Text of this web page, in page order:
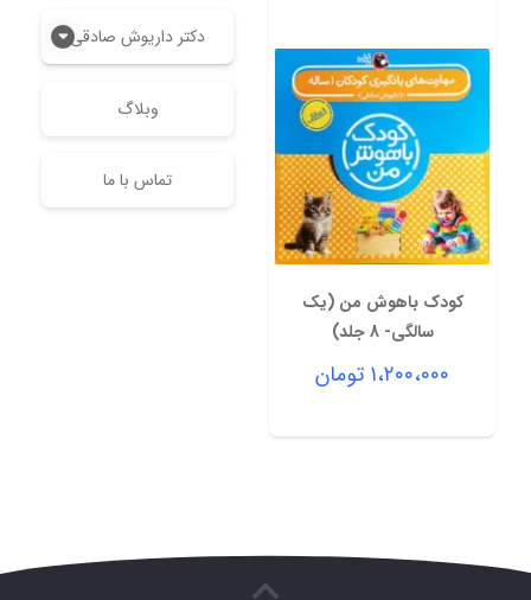
دکتر داریوش صادقی
وبلاگ
تماس با ما
کودک باهوش من (یک
سالگی- 8 جلد)
۱،۲۰۰،۰۰۰ تومان